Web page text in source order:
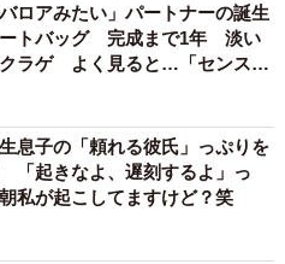
バロアみたい」パートナーの誕生
ートバッグ 完成まで1年 淡い
ラゲ よく見ると…「センスす
生息子の「頼れる彼氏」っぷりを
「起きなよ、遅刻するよ」っ
私が起こしてますけど？笑